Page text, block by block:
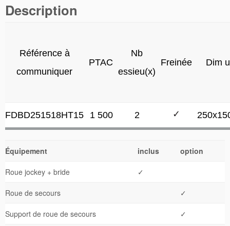
Description
Référence à
communiquer
PTAC
Nb
essieu(x)
Freinée Dim
FDBD251518HT15 1 500 2 ✓
Équipement inclus option
Roue jockey + bride ✓
Roue de secours ✓
Support de roue de secours ✓